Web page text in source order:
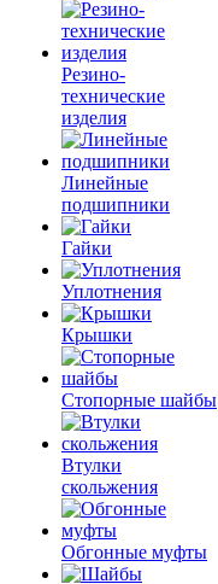
Резино-
технические
изделия
Линейные
подшипники
Гайки
Уплотнения
Крышки
Стопорные шайбы
Втулки
скольжения
Обгонные муфты